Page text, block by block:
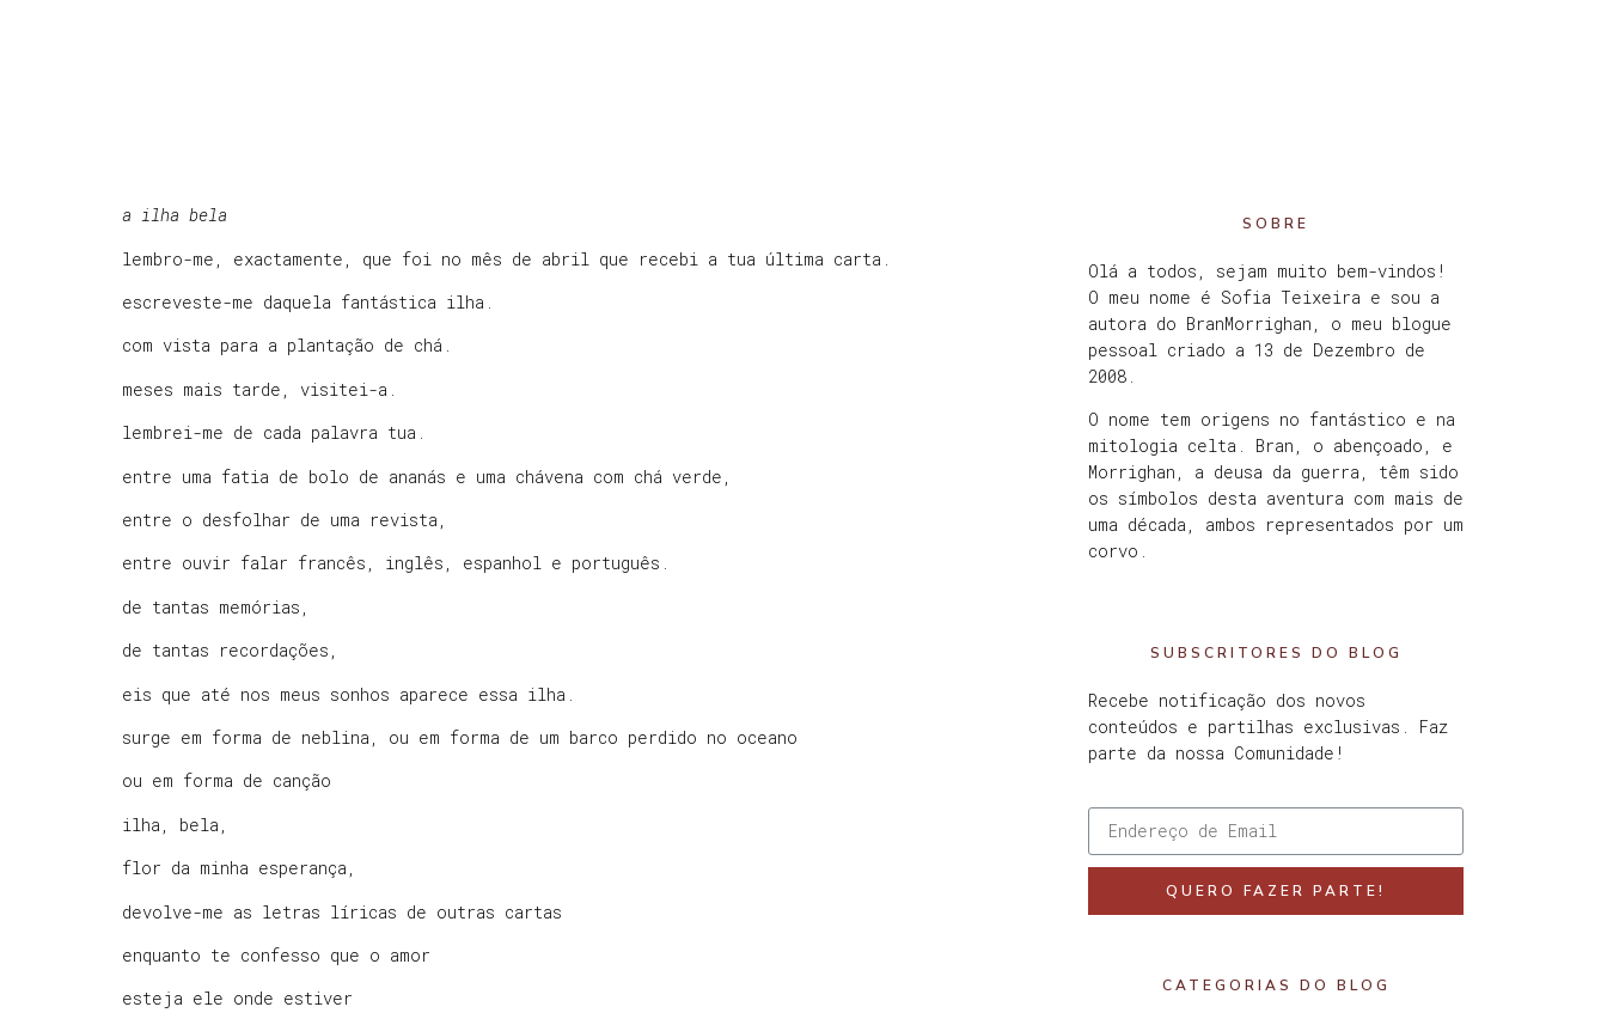
a ilha bela
lembro-me, exactamente, que foi no mês de abril que recebi a tua última carta.
escreveste-me daquela fantástica ilha.
com vista para a plantação de chá.
meses mais tarde, visitei-a.
lembrei-me de cada palavra tua.
entre uma fatia de bolo de ananás e uma chávena com chá verde,
entre o desfolhar de uma revista,
entre ouvir falar francês, inglês, espanhol e português.
de tantas memórias,
de tantas recordações,
eis que até nos meus sonhos aparece essa ilha.
surge em forma de neblina, ou em forma de um barco perdido no oceano
ou em forma de canção
ilha, bela,
flor da minha esperança,
devolve-me as letras líricas de outras cartas
enquanto te confesso que o amor
esteja ele onde estiver
SOBRE
Olá a todos, sejam muito bem-vindos!
O meu nome é Sofia Teixeira e sou a
autora do BranMorrighan, o meu blogue
pessoal criado a 13 de Dezembro de
2008.
O nome tem origens no fantástico e na
mitologia celta. Bran, o abençoado, e
Morrighan, a deusa da guerra, têm sido
os símbolos desta aventura com mais de
uma década, ambos representados por um
corvo.
SUBSCRITORES DO BLOG
Recebe notificação dos novos
conteúdos e partilhas exclusivas. Faz
parte da nossa Comunidade!
QUERO FAZER PARTE!
CATEGORIAS DO BLOG